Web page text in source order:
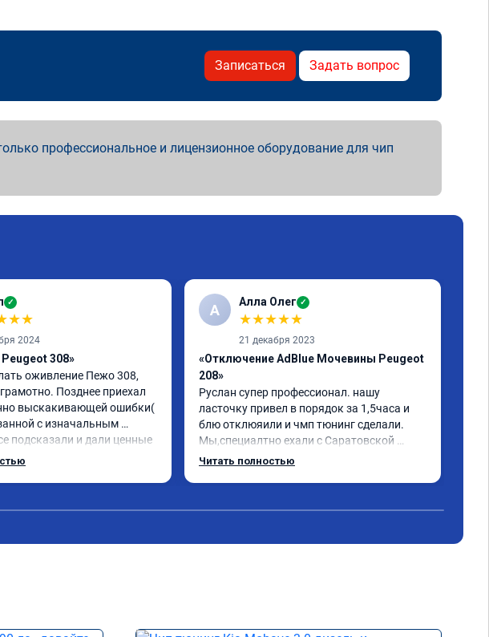
Записаться Задать вопрос
профессиональное и лицензионное оборудование для чип
✓
★★
2024
308»
оживление Пежо 308,
Позднее приехал
выскакивающей ошибки(
с изначальным
подсказали и дали ценные
Категорически
А Алла Олег ✓
★★★★★
21 декабря 2023
«Отключение AdBlue Мочевины Peugeot
208»
Руслан супер профессионал. нашу
ласточку привел в порядок за 1,5часа и
блю отклюяили и чмп тюнинг сделали.
Мы,специалтно ехали с Саратовской
области до Самары и не зря. Но у них есть
Читать полностью